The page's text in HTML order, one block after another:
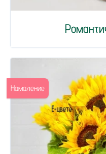
Намаление